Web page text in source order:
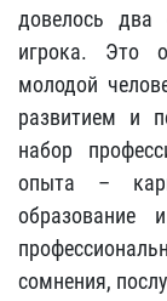
довелось два
игрока. Это
молодой
развитием и
набор
опыта –
образование
сомнения,